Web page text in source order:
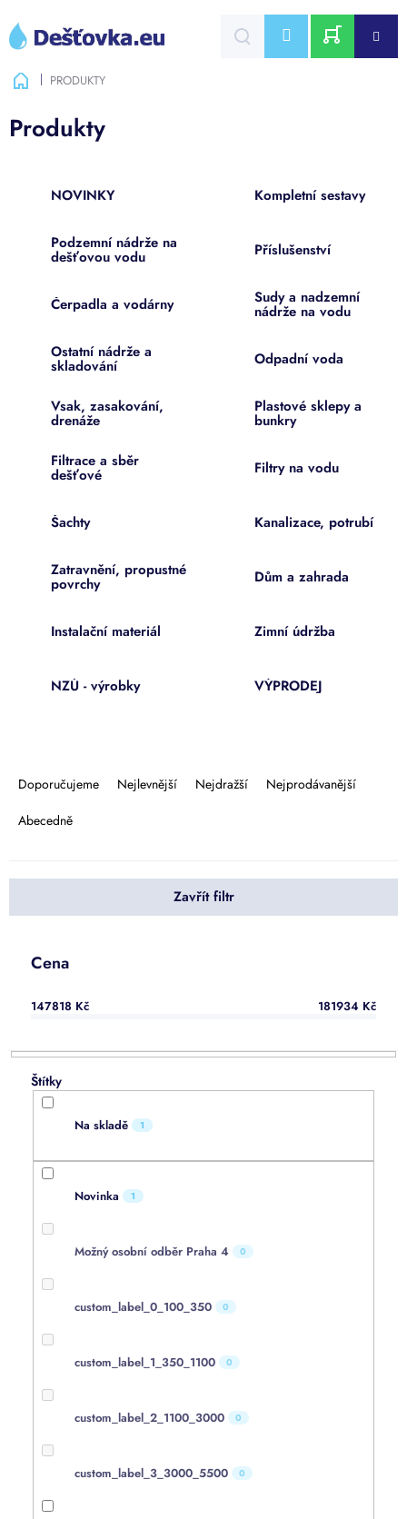
obsah
CZK
NÁKUPNÍ
DomůPRODUKTY
Produkty
NOVINKY Kompletní sestavy
Podzemní nádrže na
dešťovou vodu Příslušenství
Čerpadla a vodárny Sudy a nadzemní
nádrže na vodu
Ostatní nádrže a
skladování Odpadní voda
Vsak, zasakování,
drenáže
Plastové sklepy a
bunkry
Filtrace a sběr
dešťové Filtry na vodu
Šachty Kanalizace, potrubí
Zatravnění, propustné
povrchy Dům a zahrada
Instalační materiál Zimní údržba
NZÚ - výrobky VÝPRODEJ
p
o
Doporučujeme Nejlevnější Nejdražší
Nejprodávanější
Abecedně
Zavřít filtr
Cena
147818 Kč 181934 Kč
Na skladě 1
Novinka 1
Možný osobní odběr Praha 4 0
custom_label_0_100_350 0
custom_label_1_350_1100 0
custom_label_2_1100_3000 0
custom_label_3_3000_5500 0